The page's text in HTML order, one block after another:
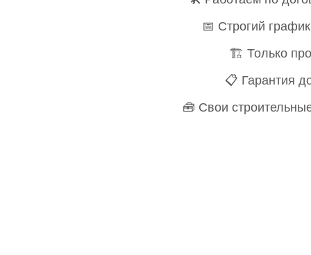
📅 Строгий
🏗 Только
📋 Гарантия
🧰 Свои